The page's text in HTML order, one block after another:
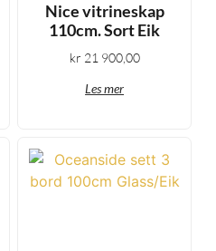
Nice vitrineskap
110cm. Sort Eik
kr 21 900,00
Les mer